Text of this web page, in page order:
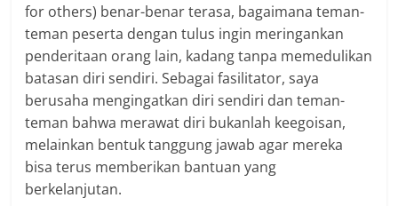
for others) benar-benar terasa, bagaimana teman-
teman peserta dengan tulus ingin meringankan
penderitaan orang lain, kadang tanpa memedulikan
batasan diri sendiri. Sebagai fasilitator, saya
berusaha mengingatkan diri sendiri dan teman-
teman bahwa merawat diri bukanlah keegoisan,
melainkan bentuk tanggung jawab agar mereka
bisa terus memberikan bantuan yang
berkelanjutan.